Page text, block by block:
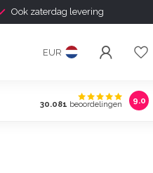
Ook zaterdag levering
EUR
30.081 beoordelingen 9.0